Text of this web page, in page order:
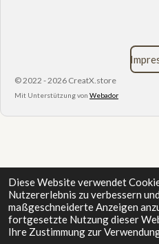
Diese Website verwendet
Nutzererlebnis zu verbessern und
maßgeschneiderte Anzeigen
fortgesetzte Nutzung dieser
Ihre Zustimmung zur
© 2022 - 2026 CreatX.store
Mit Unterstützung von Webador